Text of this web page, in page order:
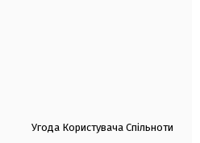
Угода Користувача Спільноти